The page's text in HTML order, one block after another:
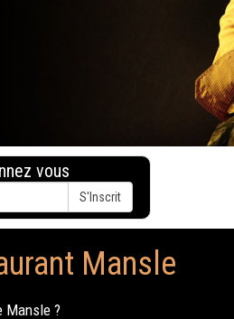
vous
S'Inscrit
Mansle
Mansle ?